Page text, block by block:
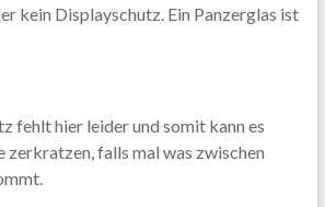
kein Displayschutz. Ein Panzerglas ist
fehlt hier leider und somit kann es
zerkratzen, falls mal was zwischen